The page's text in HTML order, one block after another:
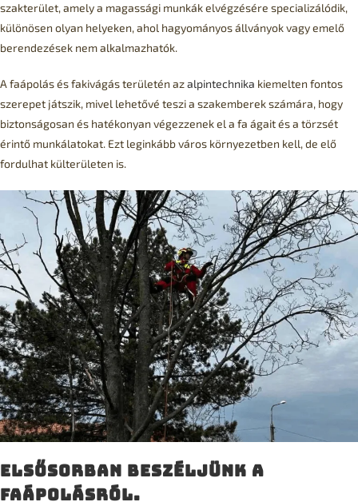
szakterület, amely a magassági munkák elvégzésére specializálódik,
különösen olyan helyeken, ahol hagyományos állványok vagy emelő
berendezések nem alkalmazhatók.
A faápolás és fakivágás területén azalpintechnika kiemelten fontos
szerepet játszik, mivel lehetővé teszi a szakemberek számára, hogy
biztonságosan és hatékonyan végezzenek el a fa ágait és a törzsét
érintő munkálatokat. Ezt leginkább város környezetben kell, de elő
fordulhat külterületen is.
Elsősorban beszéljünk a
faápolásról.